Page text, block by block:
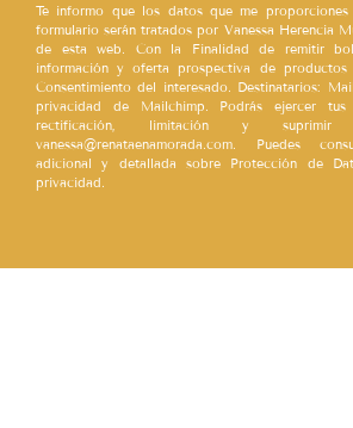
Te informo que los datos que me proporciones
formulario serán tratados por Vanessa Herencia
de esta web. Con la Finalidad de remitir
información y oferta prospectiva de productos
Consentimiento del interesado. Destinatarios:
privacidad de Mailchimp. Podrás ejercer tus
rectificación, limitación y
vanessa@renataenamorada.com. Puedes
adicional y detallada sobre Protección de
privacidad.